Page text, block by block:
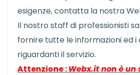
esigenze, contatta la nostra
Il nostro staff di professionisti
fornire tutte le informazioni ed i
riguardanti il servizio.
Attenzione :Webx.it non è un